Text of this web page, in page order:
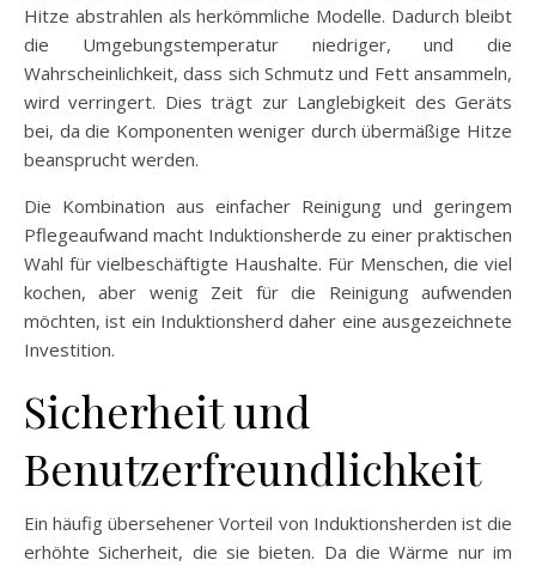
Hitze abstrahlen als herkömmliche Modelle. Dadurch bleibt
die Umgebungstemperatur niedriger, und die
Wahrscheinlichkeit, dass sich Schmutz und Fett ansammeln,
wird verringert. Dies trägt zur Langlebigkeit des Geräts
bei, da die Komponenten weniger durch übermäßige Hitze
beansprucht werden.
Die Kombination aus einfacher Reinigung und geringem
Pflegeaufwand macht Induktionsherde zu einer praktischen
Wahl für vielbeschäftigte Haushalte. Für Menschen, die viel
kochen, aber wenig Zeit für die Reinigung aufwenden
möchten, ist ein Induktionsherd daher eine ausgezeichnete
Investition.
Sicherheit und
Benutzerfreundlichkeit
Ein häufig übersehener Vorteil von Induktionsherden ist die
erhöhte Sicherheit, die sie bieten. Da die Wärme nur im